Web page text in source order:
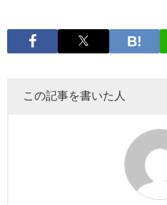
この記事を書いた人